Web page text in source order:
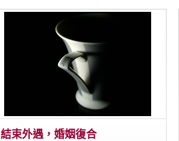
結束外遇，婚姻復合